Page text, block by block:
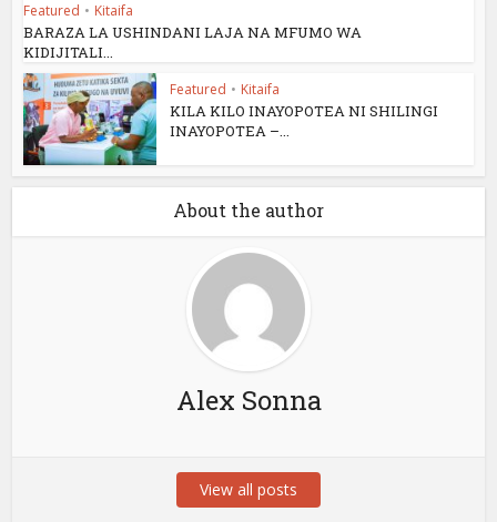
Featured • Kitaifa
BARAZA LA USHINDANI LAJA NA MFUMO WA
KIDIJITALI...
Featured • Kitaifa
KILA KILO INAYOPOTEA NI SHILINGI
INAYOPOTEA –...
About the author
Alex Sonna
View all posts